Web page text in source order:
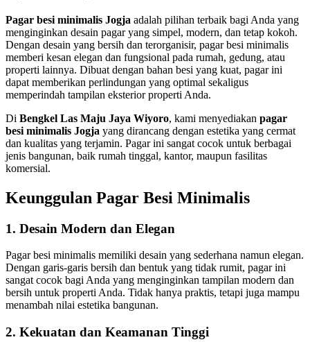
Pagar besi minimalis Jogja adalah pilihan terbaik bagi Anda yang
menginginkan desain pagar yang simpel, modern, dan tetap kokoh.
Dengan desain yang bersih dan terorganisir, pagar besi minimalis
memberi kesan elegan dan fungsional pada rumah, gedung, atau
properti lainnya. Dibuat dengan bahan besi yang kuat, pagar ini
dapat memberikan perlindungan yang optimal sekaligus
memperindah tampilan eksterior properti Anda.
Di Bengkel Las Maju Jaya Wiyoro, kami menyediakan pagar
besi minimalis Jogja yang dirancang dengan estetika yang cermat
dan kualitas yang terjamin. Pagar ini sangat cocok untuk berbagai
jenis bangunan, baik rumah tinggal, kantor, maupun fasilitas
komersial.
Keunggulan Pagar Besi Minimalis
1. Desain Modern dan Elegan
Pagar besi minimalis memiliki desain yang sederhana namun elegan.
Dengan garis-garis bersih dan bentuk yang tidak rumit, pagar ini
sangat cocok bagi Anda yang menginginkan tampilan modern dan
bersih untuk properti Anda. Tidak hanya praktis, tetapi juga mampu
menambah nilai estetika bangunan.
2. Kekuatan dan Keamanan Tinggi